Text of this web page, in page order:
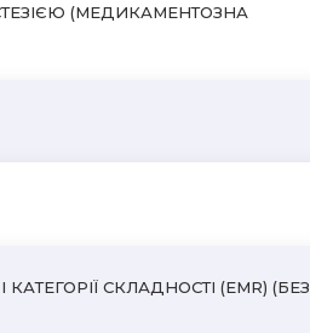
(МЕДИКАМЕНТОЗНА
СКЛАДНОСТІ (EMR) (БЕЗ